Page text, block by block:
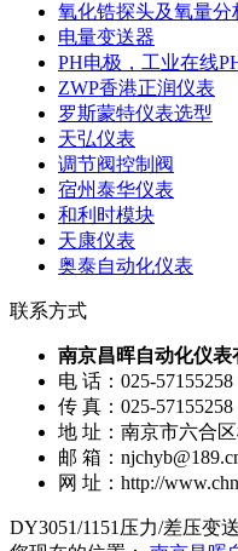
氧化锆探头及氧量分
电量变送器
PH电极，工业在线
ZWP香港正润仪表
罗斯蒙特仪表选型
天弘仪表
调节阀控制阀
宿州泰华仪表
和利时模块
天康仪表
奥泰自动化仪表
联系方式
南京昌晖自动化仪表
电 话：025-57155258
传 真：025-57155258
地 址：南京市六合
邮 箱：
网 址：http://
DY3051/1151压力/差压变